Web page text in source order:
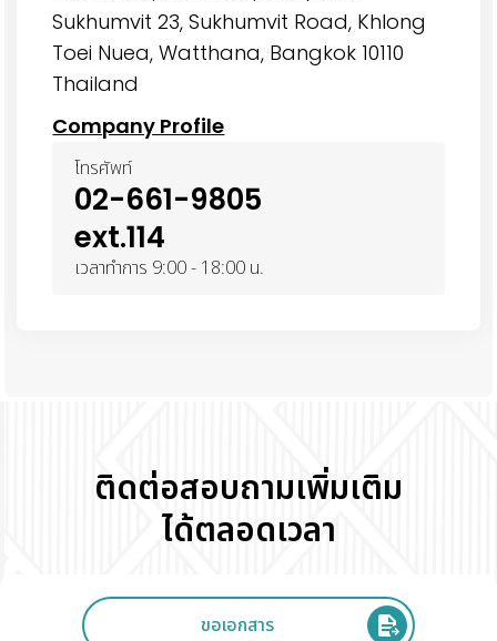
Sukhumvit 23,Sukhumvit Road, Khlong
Toei Nuea,Watthana, Bangkok 10110
Thailand
Company Profile
โทรศัพท์
02-661-9805
ext.114
เวลาทำการ 9:00 - 18:00 น.
ติดต่อสอบถามเพิ่มเติม
ได้ตลอดเวลา
ขอเอกสาร